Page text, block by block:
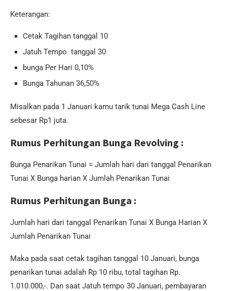
Keterangan:
Cetak Tagihan tanggal 10
Jatuh Tempo tanggal 30
bunga Per Hari 0,10%
Bunga Tahunan 36,50%
Misalkan pada 1 Januari kamu tarik tunai Mega Cash Line
sebesar Rp1 juta.
Rumus Perhitungan Bunga Revolving :
Bunga Penarikan Tunai = Jumlah hari dari tanggal Penarikan
Tunai X Bunga harian X Jumlah Penarikan Tunai
Rumus Perhitungan Bunga :
Jumlah hari dari tanggal Penarikan Tunai X Bunga Harian X
Jumlah Penarikan Tunai
Maka pada saat cetak tagihan tanggal 10 Januari, bunga
penarikan tunai adalah Rp 10 ribu, total tagihan Rp.
1.010.000,-. Dan saat Jatuh tempo 30 Januari, pembayaran